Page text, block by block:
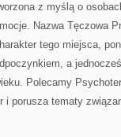
z myślą o
Nazwa Tęczowa
tego miejsca,
a
Polecamy
i porusza tematy